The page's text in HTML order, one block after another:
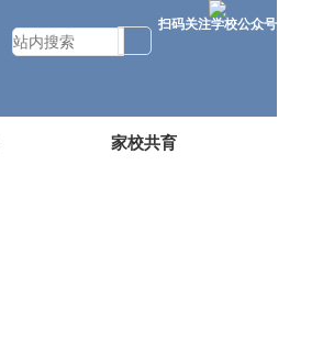
扫码关注学校公众号
家校共育